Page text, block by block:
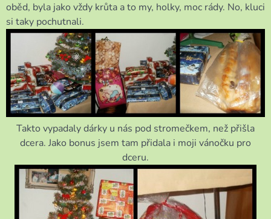
oběd, byla jako vždy krůta a to my, holky, moc rády. No, kluci
si taky pochutnali.
Takto vypadaly dárky u nás pod stromečkem, než přišla
dcera. Jako bonus jsem tam přidala i moji vánočku pro
dceru.